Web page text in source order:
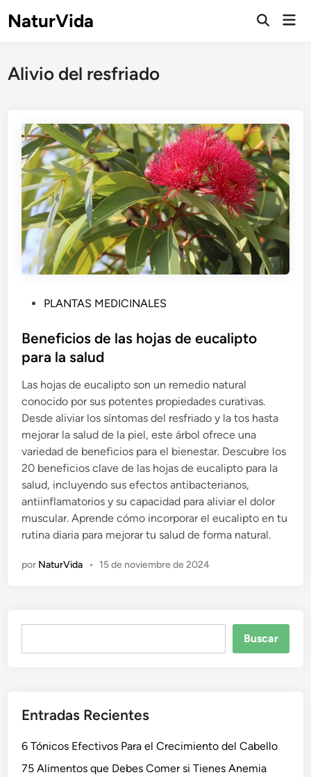
NaturVida
Abrir
Alivio del resfriado
b
l
i
c
a
d
o
e
n
PLANTAS MEDICINALES
Beneficios de las hojas de eucalipto
para la salud
Las hojas de eucalipto son un remedio natural
conocido por sus potentes propiedades curativas.
Desde aliviar los síntomas del resfriado y la tos hasta
mejorar la salud de la piel, este árbol ofrece una
variedad de beneficios para el bienestar. Descubre los
20 beneficios clave de las hojas de eucalipto para la
salud, incluyendo sus efectos antibacterianos,
antiinflamatorios y su capacidad para aliviar el dolor
muscular. Aprende cómo incorporar el eucalipto en tu
rutina diaria para mejorar tu salud de forma natural.
por NaturVida • 15 de noviembre de 2024
Buscar
Entradas Recientes
6 Tónicos Efectivos Para el Crecimiento del Cabello
75 Alimentos que Debes Comer si Tienes Anemia